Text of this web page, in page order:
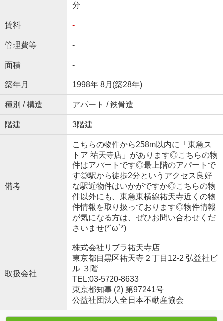
分
賃料 -
管理費等 -
面積 -
築年月 1998年 8月(築28年)
種別 / 構造 アパート / 鉄骨造
階建 3階建
備考
こちらの物件から258m以内に「東急ス
トア 祐天寺店」があります◎こちらの物
件はアパートです◎最上階のアパートで
す◎駅から徒歩2分というアクセス良好
な駅近物件はいかがですか◎こちらの物
件以外にも、東急東横線祐天寺近くの物
件情報を取り扱っております◎物件情報
が気になる方は、ぜひお問い合わせくだ
さいませ(*´ω`*)
取扱会社
株式会社リブラ祐天寺店
東京都目黒区祐天寺２丁目12-2 弘益社ビ
ル ３階
TEL:03-5720-8633
東京都知事 (2) 第97241号
公益社団法人全日本不動産協会